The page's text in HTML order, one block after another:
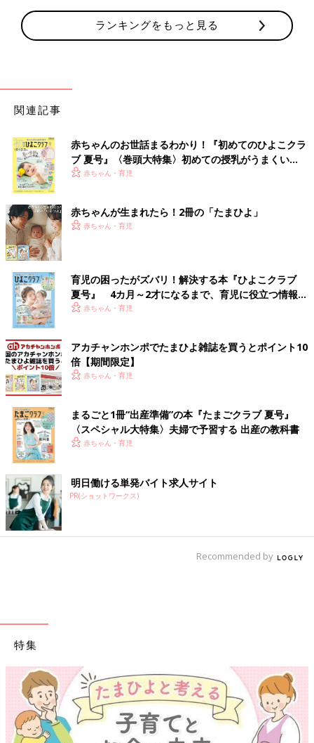
ランキングをもっと見る
関連記事
赤ちゃんのお世話まるわかり！『初めてのひよこクラ
ブ 夏号』〈巻頭大特集〉初めての授乳がうまくい
く！ おっぱい・ミルクの基本と夏のトラブル 解決テ
赤ちゃん・育児
赤ちゃんが生まれたら！2冊の「たまひよ」
赤ちゃん・育児
育児の困ったがズバリ！解決する本『ひよこクラブ
夏号』 4カ月～2才になるまで、育児に役立つ情報が
いっぱい！
赤ちゃん・育児
アカチャンホンポでたまひよ雑誌を買うとポイント10
倍【期間限定】
赤ちゃん・育児
まるごと1冊“出産準備”の本『たまごクラブ 夏号』
〈スペシャル大特集〉夫婦で予習する 出産の教科書
赤ちゃん・育児
明日働ける単発バイト求人サイト
PR(ショットワークス)
Recommended by
特集